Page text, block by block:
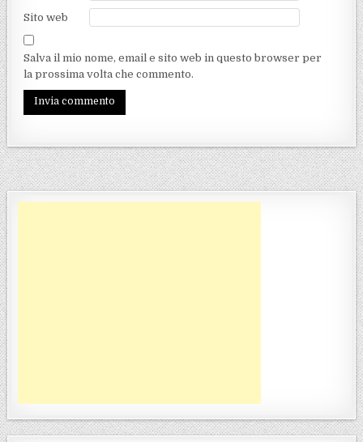
Sito web
Salva il mio nome, email e sito web in questo browser per
la prossima volta che commento.